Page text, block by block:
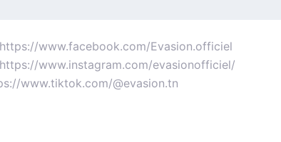
https://www.facebook.com/Evasion.officiel
https://www.instagram.com/evasionofficiel/
www.tiktok.com/@evasion.tn